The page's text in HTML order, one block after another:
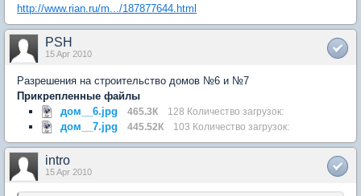
http://www.rian.ru/m.../187877644.html
PSH
15 Apr 2010
Разрешения на строительство домов №6 и №7
Прикрепленные файлы
дом__6.jpg
465.3К 128 Количество загрузок:
дом__7.jpg 445.52К 103 Количество загрузок:
intro
15 Apr 2010